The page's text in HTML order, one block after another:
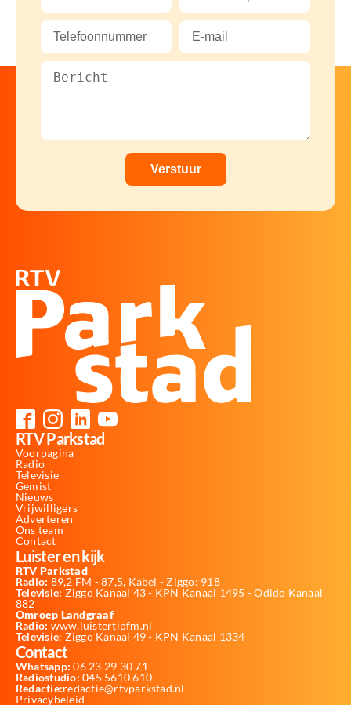
RTV Parkstad
Voorpagina
Radio
Televisie
Gemist
Nieuws
Vrijwilligers
Adverteren
Ons team
Contact
Luister en kijk
RTV Parkstad
Radio: 89,2 FM - 87,5, Kabel - Ziggo: 918
Televisie: Ziggo Kanaal 43 - KPN Kanaal 1495 - Odido Kanaal
882
Omroep Landgraaf
Radio: www.luistertipfm.nl
Televisie: Ziggo Kanaal 49 - KPN Kanaal 1334
Contact
Whatsapp: 06 23 29 30 71
Radiostudio: 045 5610 610
Redactie:redactie@rtvparkstad.nl
Privacybeleid